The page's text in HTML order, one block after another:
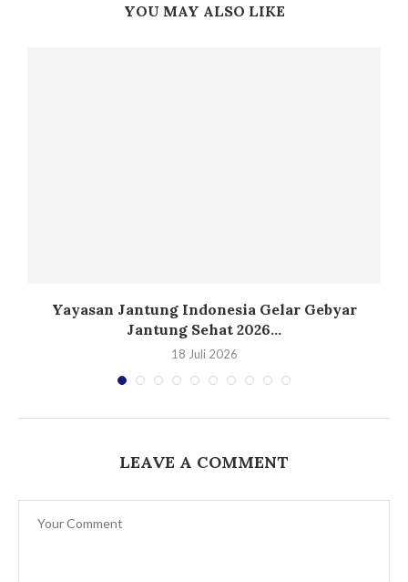
YOU MAY ALSO LIKE
Yayasan Jantung Indonesia Gelar Gebyar
Jantung Sehat 2026...
18 Juli 2026
LEAVE A COMMENT